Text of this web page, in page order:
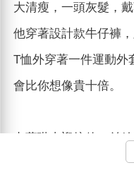
大清瘦，一頭灰髮，
他穿著設計款牛仔褲
T恤外穿著一件運動外
會比你想像貴十倍。
卡蘿琳去迎接他，並